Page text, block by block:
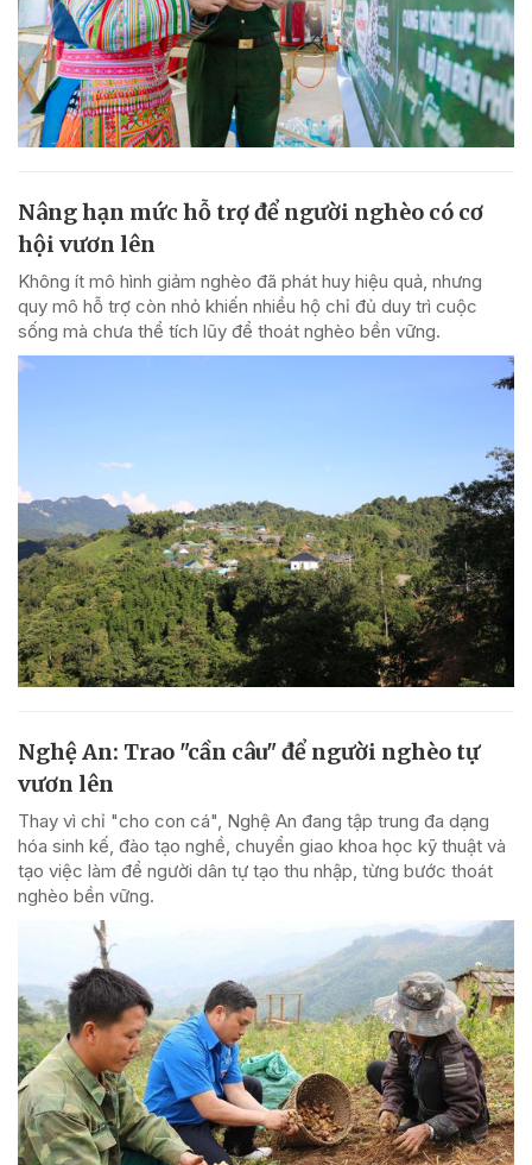
Nâng hạn mức hỗ trợ để người nghèo có cơ
hội vươn lên
Không ít mô hình giảm nghèo đã phát huy hiệu quả, nhưng
quy mô hỗ trợ còn nhỏ khiến nhiều hộ chỉ đủ duy trì cuộc
sống mà chưa thể tích lũy để thoát nghèo bền vững.
Nghệ An: Trao "cần câu" để người nghèo tự
vươn lên
Thay vì chỉ "cho con cá", Nghệ An đang tập trung đa dạng
hóa sinh kế, đào tạo nghề, chuyển giao khoa học kỹ thuật và
tạo việc làm để người dân tự tạo thu nhập, từng bước thoát
nghèo bền vững.